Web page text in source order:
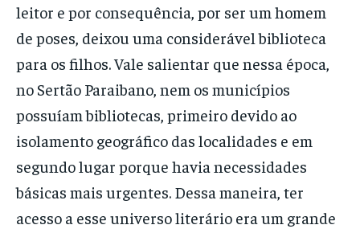
leitor e por consequência, por ser um homem
de poses, deixou uma considerável biblioteca
para os filhos. Vale salientar que nessa época,
no Sertão Paraibano, nem os municípios
possuíam bibliotecas, primeiro devido ao
isolamento geográfico das localidades e em
segundo lugar porque havia necessidades
básicas mais urgentes. Dessa maneira, ter
acesso a esse universo literário era um grande